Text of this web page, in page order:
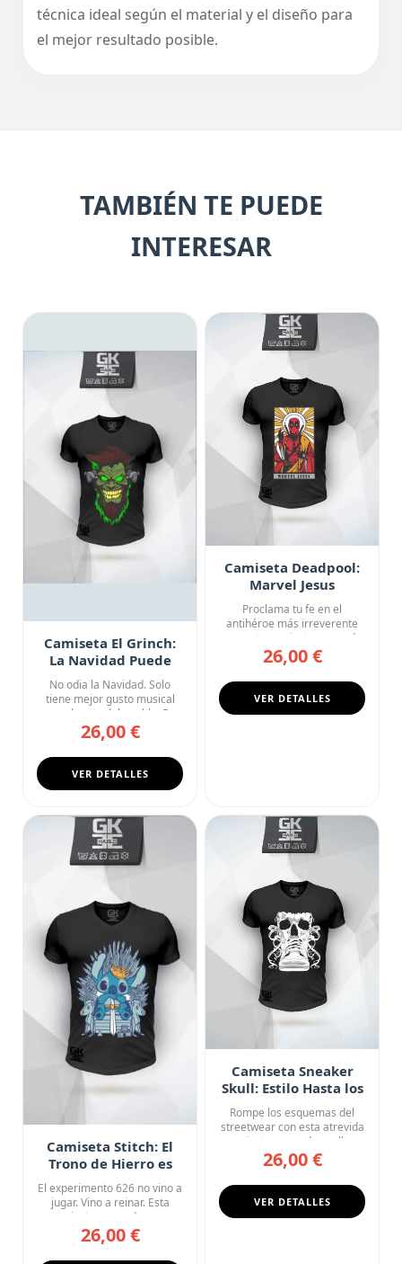
técnica ideal según el material y el diseño para
el mejor resultado posible.
TAMBIÉN TE PUEDE
INTERESAR
Camiseta El Grinch:
La Navidad Puede
Esperar
No odia la Navidad. Solo
tiene mejor gusto musical
que el resto del pueblo. E...
26,00 €
VER DETALLES
Camiseta Deadpool:
Marvel Jesus
Proclama tu fe en el
antihéroe más irreverente
con esta camiseta negra de
cue...
26,00 €
VER DETALLES
Camiseta Stitch: El
Trono de Hierro es
Mío
El experimento 626 no vino a
jugar. Vino a reinar. Esta
camiseta negra de cue...
26,00 €
Camiseta Sneaker
Skull: Estilo Hasta los
Huesos
Rompe los esquemas del
streetwear con esta atrevida
camiseta negra de cuello ...
26,00 €
VER DETALLES